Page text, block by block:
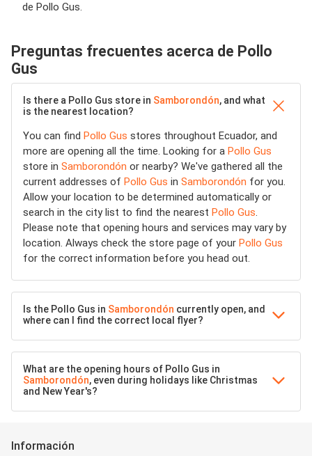
de Pollo Gus.
Preguntas frecuentes acerca de Pollo
Gus
Is there a Pollo Gus store in Samborondón, and what
is the nearest location?
You can find Pollo Gus stores throughout Ecuador, and
more are opening all the time. Looking for a Pollo Gus
store in Samborondón or nearby? We've gathered all the
current addresses of Pollo Gus in Samborondón for you.
Allow your location to be determined automatically or
search in the city list to find the nearest Pollo Gus.
Please note that opening hours and services may vary by
location. Always check the store page of your Pollo Gus
for the correct information before you head out.
Is the Pollo Gus in Samborondón currently open, and
where can I find the correct local flyer?
What are the opening hours of Pollo Gus in
Samborondón, even during holidays like Christmas
and New Year's?
Información